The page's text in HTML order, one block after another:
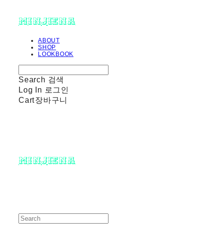
minjiena
ABOUT
SHOP
LOOKBOOK
Search 검색
Log In 로그인
Cart장바구니
minjiena